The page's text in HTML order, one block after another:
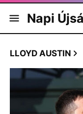
Napi
LLOYD AUSTIN